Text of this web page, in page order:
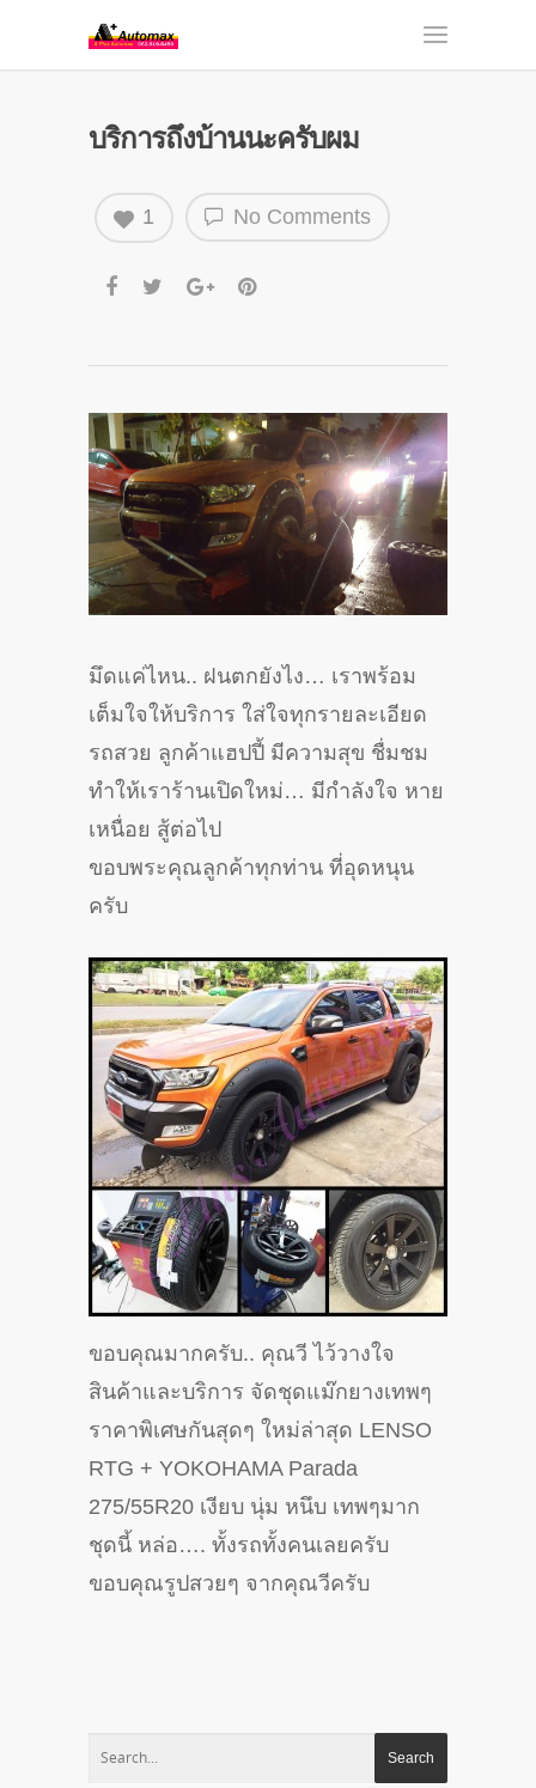
บริการถึงบ้านนะครับผม
No Comments
1
มึดแค่ไหน.. ฝนตกยังไง… เราพร้อม
เต็มใจให้บริการ ใส่ใจทุกรายละเอียด
รถสวย ลูกค้าแฮปปี้ มีความสุข ชื่มชม
ทำให้เราร้านเปิดใหม่… มีกำลังใจ หาย
เหนื่อย สู้ต่อไป
ขอบพระคุณลูกค้าทุกท่าน ที่อุดหนุน
ครับ
ขอบคุณมากครับ.. คุณวี ไว้วางใจ
สินค้าและบริการ จัดชุดแม๊กยางเทพๆ
ราคาพิเศษกันสุดๆ ใหม่ล่าสุด LENSO
RTG + YOKOHAMA Parada
275/55R20 เงียบ นุ่ม หนึบ เทพๆมาก
ชุดนี้ หล่อ…. ทั้งรถทั้งคนเลยครับ
ขอบคุณรูปสวยๆ จากคุณวีครับ